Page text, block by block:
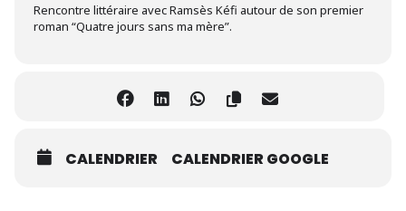
Rencontre littéraire avec Ramsès Kéfi autour de son premier
roman “Quatre jours sans ma mère”.
CALENDRIER CALENDRIER GOOGLE